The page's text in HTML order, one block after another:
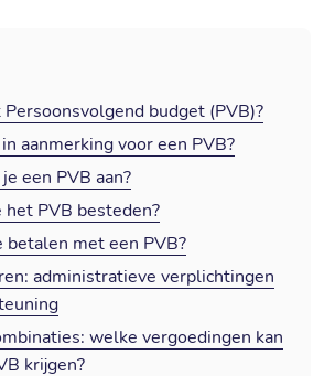
budget (PVB)?
aanmerking voor een PVB?
een PVB aan?
het PVB besteden?
betalen met een PVB?
administratieve verplichtingen
welke vergoedingen kan
krijgen?